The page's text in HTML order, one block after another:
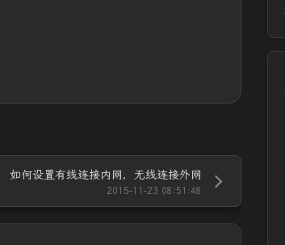
如何设置有线连接内网，无线连接外网
2015-11-23 08:51:48